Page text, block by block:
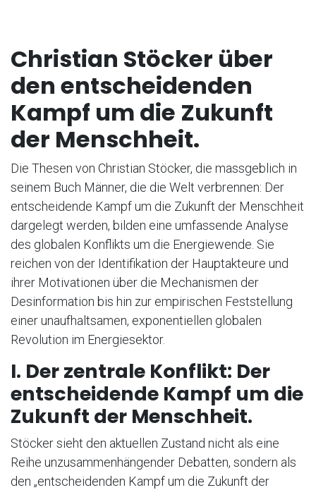
Christian Stöcker über
den entscheidenden
Kampf um die Zukunft
der Menschheit.
Die Thesen von Christian Stöcker, die massgeblich in
seinem Buch Männer, die die Welt verbrennen: Der
entscheidende Kampf um die Zukunft der Menschheit
dargelegt werden, bilden eine umfassende Analyse
des globalen Konflikts um die Energiewende. Sie
reichen von der Identifikation der Hauptakteure und
ihrer Motivationen über die Mechanismen der
Desinformation bis hin zur empirischen Feststellung
einer unaufhaltsamen, exponentiellen globalen
Revolution im Energiesektor.
I. Der zentrale Konflikt: Der
entscheidende Kampf um die
Zukunft der Menschheit.
Stöcker sieht den aktuellen Zustand nicht als eine
Reihe unzusammenhängender Debatten, sondern als
den „entscheidenden Kampf um die Zukunft der